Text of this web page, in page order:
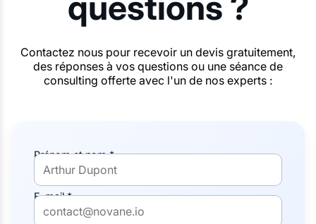
Contactez nous pour recevoir un devis gratuitement,
des réponses à vos questions ou une séance de
consulting offerte avec l'un de nos experts :
Prénom et nom *
E-mail *